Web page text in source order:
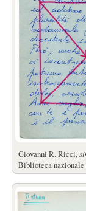
Giovanni R. Ricci,
Biblioteca nazionale